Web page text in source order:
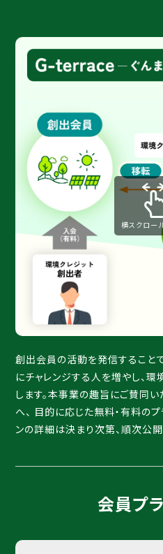
横スクロー
創出会員の活動を発信すること
にチャレンジする人を増やし、
します。本事業の趣旨にご賛同
へ、 目的に応じた無料・有料の
ンの詳細は決まり次第、順次公開
会員プ